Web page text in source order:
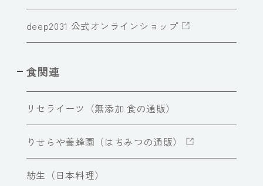
deep2031 公式オンラインショップ
食関連
リセライーツ（無添加 食の通販）
りせらや養蜂園（はちみつの通販）
紡生（日本料理）